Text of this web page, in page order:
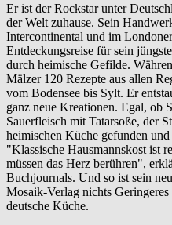
Er ist der Rockstar unter
der Welt zuhause. Sein
Intercontinental und im
Entdeckungsreise für sein
durch heimische Gefilde.
Mälzer 120 Rezepte aus allen
vom Bodensee bis Sylt. Er
ganz neue Kreationen. Egal, ob
Sauerfleisch mit Tatarsoße, der
heimischen Küche gefunden
"Klassische Hausmannskost ist
müssen das Herz berühren",
Buchjournals. Und so ist sein
Mosaik-Verlag nichts
deutsche Küche.